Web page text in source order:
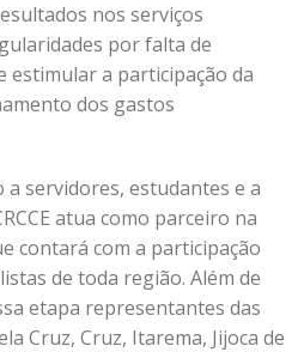
nos serviços
por falta de
estimular a participação da
dos gastos
a servidores, estudantes e a
atua como parceiro na
contará com a participação
de toda região. Além de
etapa representantes das
Cruz, Cruz, Itarema, Jijoca de